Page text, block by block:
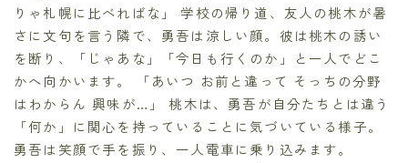
りゃ札幌に比べればな」 学校の帰り道、友人の桃木が暑
さに文句を言う隣で、勇吾は涼しい顔。彼は桃木の誘い
を断り、「じゃあな」「今日も行くのか」と一人でどこ
かへ向かいます。 「あいつ お前と違って そっちの分野
はわからん 興味が…」 桃木は、勇吾が自分たちとは違う
「何か」に関心を持っていることに気づいている様子。
勇吾は笑顔で手を振り、一人電車に乗り込みます。